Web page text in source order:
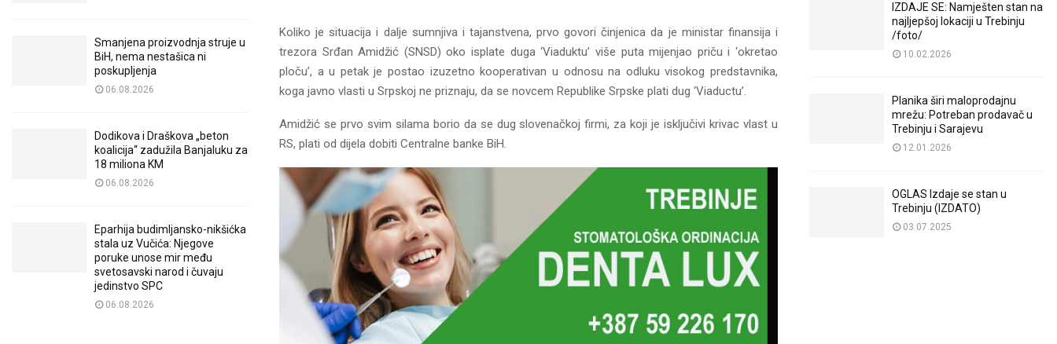
Koliko je situacija i dalje sumnjiva i tajanstvena, prvo govori činjenica da je ministar finansija i
trezora Srđan Amidžić (SNSD) oko isplate duga ‘Viaduktu’ više puta mijenjao priču i ‘okretao
ploču’, a u petak je postao izuzetno kooperativan u odnosu na odluku visokog predstavnika,
koga javno vlasti u Srpskoj ne priznaju, da se novcem Republike Srpske plati dug ‘Viaductu’.
Amidžić se prvo svim silama borio da se dug slovenačkoj firmi, za koji je isključivi krivac vlast u
RS, plati od dijela dobiti Centralne banke BiH.
Smanjena proizvodnja struje u
BiH, nema nestašica ni
poskupljenja
06.08.2026
Dodikova i Draškova „beton
koalicija“ zadužila Banjaluku za
18 miliona KM
06.08.2026
Eparhija budimljansko-nikšićka
stala uz Vučića: Njegove
poruke unose mir među
svetosavski narod i čuvaju
jedinstvo SPC
06.08.2026
IZDAJE SE: Namješten stan na
najljepšoj lokaciji u Trebinju
/foto/
10.02.2026
Planika širi maloprodajnu
mrežu: Potreban prodavač u
Trebinju i Sarajevu
12.01.2026
OGLAS Izdaje se stan u
Trebinju (IZDATO)
03.07.2025